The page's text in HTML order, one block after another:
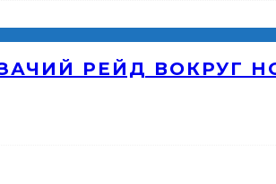
РЕЙД ВОКРУГ